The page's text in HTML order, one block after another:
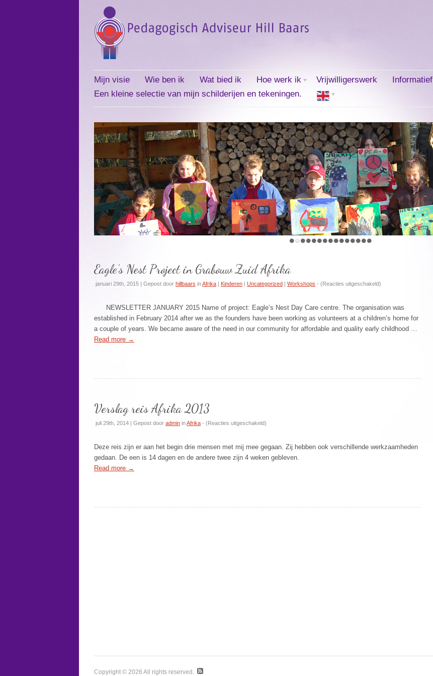
Mijn visie Wie ben ik Wat bied ik Hoe werk ik Vrijwilligerswerk
Informatief
Een kleine selectie van mijn schilderijen en tekeningen.
Eagle’s Nest Project in Grabouw Zuid Afrika
januari 29th, 2015 | Gepost door hillbaars inAfrika | Kinderen | Uncategorized | Workshops - (Reacties uitgeschakeldvoor
Nest
Project
)
NEWSLETTER JANUARY 2015 Name of project: Eagle’s Nest Day Care centre. The organisation was
established in February 2014 after we as the founders have been working as volunteers at a children’s home for
a couple of years. We became aware of the need in our community for affordable and quality early childhood …
Read more →
Verslag reis Afrika 2013
juli 29th, 2014 | Gepost door admin inAfrika - (Reacties uitgeschakeldvoor
)
Deze reis zijn er aan het begin drie mensen met mij mee gegaan. Zij hebben ook verschillende werkzaamheden
gedaan. De een is 14 dagen en de andere twee zijn 4 weken gebleven.
Read more →
Copyright © 2026 All rights reserved.